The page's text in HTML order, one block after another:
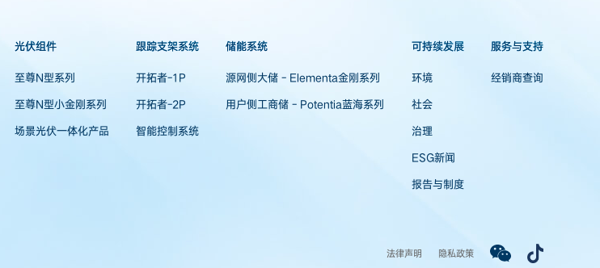
光伏组件
至尊N型系列
至尊N型小金刚系列
场景光伏一体化产品
跟踪支架系统
开拓者-1P
开拓者-2P
智能控制系统
储能系统
源网侧大储 - Elementa金刚系列
用户侧工商储 - Potentia蓝海系列
可持续发展
环境
社会
治理
ESG新闻
报告与制度
服务与支持
经销商查询
法律声明 隐私政策